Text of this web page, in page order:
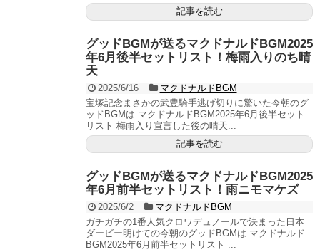
記事を読む
グッドBGMが送るマクドナルドBGM2025
年6月後半セットリスト！梅雨入りのち晴
天
2025/6/16
マクドナルドBGM
宝塚記念まさかの武豊騎手逃げ切りに驚いた今朝のグ
ッドBGMは マクドナルドBGM2025年6月後半セット
リスト 梅雨入り宣言した後の晴天...
記事を読む
グッドBGMが送るマクドナルドBGM2025
年6月前半セットリスト！雨ニモマケズ
2025/6/2
マクドナルドBGM
ガチガチの1番人気クロワデュノールで決まった日本
ダービー明けての今朝のグッドBGMは マクドナルド
BGM2025年6月前半セットリスト ...